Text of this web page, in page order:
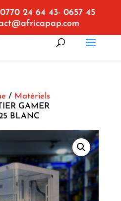
24 64 43- 0657 45
/ Matériels
GAMER
BLANC